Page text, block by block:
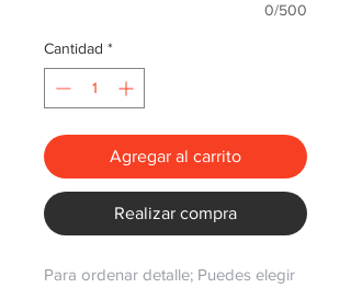
0/500
Cantidad *
Agregar al carrito
Realizar compra
Para ordenar detalle; Puedes elegir